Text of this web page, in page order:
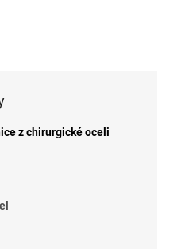
z chirurgické oceli